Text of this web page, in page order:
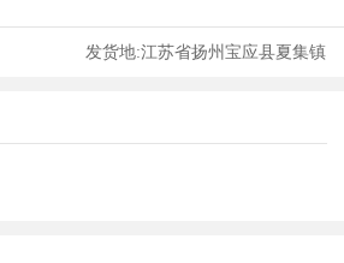
发货地:江苏省扬州宝应县夏集镇